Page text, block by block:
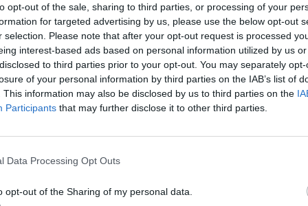
opt-out of the sale, sharing to third parties, or processing of your
for targeted advertising by us, please use the below opt-out
selection. Please note that after your opt-out request is processed
interest-based ads based on personal information utilized by us
to third parties prior to your opt-out. You may separately
of your personal information by third parties on the IAB’s list of
This information may also be disclosed by us to third parties on the
Participants that may further disclose it to other third parties.
Data Processing Opt Outs
opt-out of the Sharing of my personal data.
životným poslaním nebolo písanie detektívok. Celý dospelý
a vstúpil do sveta plného postáv a udalostí sťaby zo Stiegových
vraždy Olofa Palmeho. Z archívu jasne vyplýva, že
teóriám a tipom pre políciu.
v ktorom Larsson mapuje pravicový extrémizmus
sa nenašla jediná stopa, ktorá by viedla k odhaleniu vraha.
Stopy vedú k niečomu, čo bolo vyše troch desaťročí
života, príde Jan Stocklassa na stopu možnému páchateľovi.
jedinečný opis skutočných udalostí, až neuveriteľne